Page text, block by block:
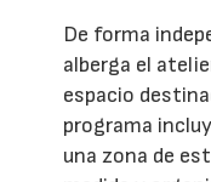
De forma
alberga el
espacio
programa
una zona de